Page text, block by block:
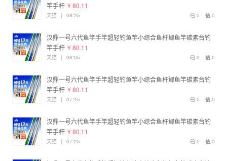
竿手杆 ¥ 80.11
0
0
天猫 | 08:25
汉鼎一号六代鱼竿手竿超轻钓鱼竿小综合鱼杆鲫鱼竿碳素台钓
竿手杆 ¥ 80.11
0
0
天猫 | 08:05
汉鼎一号六代鱼竿手竿超轻钓鱼竿小综合鱼杆鲫鱼竿碳素台钓
竿手杆 ¥ 80.11
0
0
天猫 | 07:45
汉鼎一号六代鱼竿手竿超轻钓鱼竿小综合鱼杆鲫鱼竿碳素台钓
竿手杆 ¥ 80.11
0
0
天猫 | 07:25